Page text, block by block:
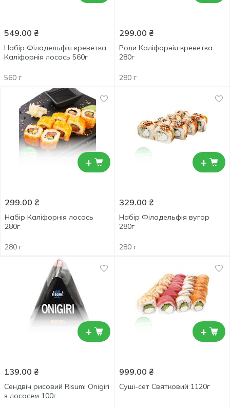
549.00 ₴
Набір Філадельфія креветка,
Каліфорнія лосось 560г
560 г
299.00 ₴
Роли Каліфорнія креветка
280г
280 г
+
299.00 ₴
Набір Каліфорнія лосось
280г
280 г
+
329.00 ₴
Набір Філадельфія вугор
280г
280 г
+
139.00 ₴
Сендвіч рисовий Risumi Onigiri
з лососем 100г
+
999.00 ₴
Суші-сет Святковий 1120г